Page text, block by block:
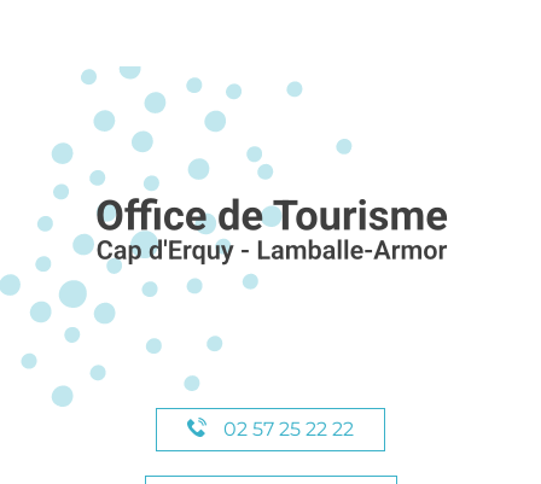
02 57 25 22 22